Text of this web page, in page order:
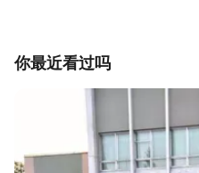
你最近看过吗